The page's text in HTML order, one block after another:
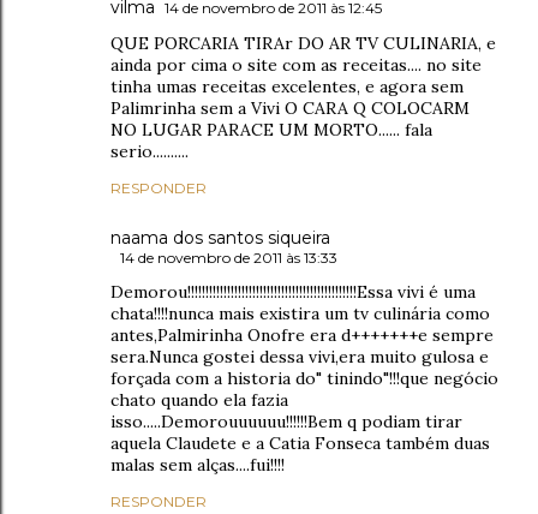
vilma 14 de novembro de 2011 às 12:45
QUE PORCARIA TIRAr DO AR TV CULINARIA, e
ainda por cima o site com as receitas.... no site
tinha umas receitas excelentes, e agora sem
Palimrinha sem a Vivi O CARA Q COLOCARM
NO LUGAR PARACE UM MORTO...... fala
serio..........
RESPONDER
naama dos santos siqueira
14 de novembro de 2011 às 13:33
Demorou!!!!!!!!!!!!!!!!!!!!!!!!!!!!!!!!!!!!!!!!!!!!!!!Essa vivi é uma
chata!!!!nunca mais existira um tv culinária como
antes,Palmirinha Onofre era d+++++++e sempre
sera.Nunca gostei dessa vivi,era muito gulosa e
forçada com a historia do" tinindo"!!!que negócio
chato quando ela fazia
isso.....Demorouuuuuu!!!!!!Bem q podiam tirar
aquela Claudete e a Catia Fonseca também duas
malas sem alças....fui!!!!
RESPONDER